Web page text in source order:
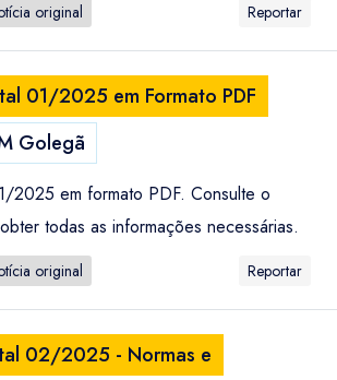
original Reportar
01/2025 em Formato PDF
Golegã
2025 em formato PDF. Consulte o
todas as informações necessárias.
original Reportar
02/2025 - Normas e